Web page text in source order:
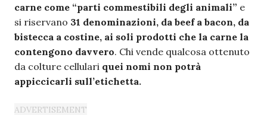
carne come “parti commestibili degli animali” e
si riservano 31 denominazioni, da beef a bacon, da
bistecca a costine, ai soli prodotti che la carne la
contengono davvero. Chi vende qualcosa ottenuto
da colture cellulari quei nomi non potrà
appiccicarli sull’etichetta.